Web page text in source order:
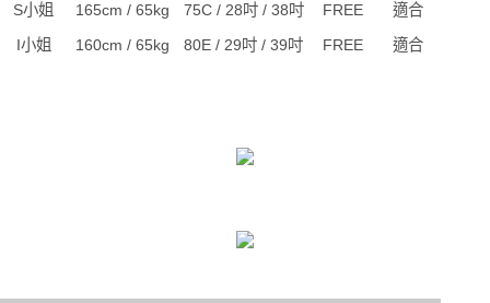
S小姐
165cm / 65kg 75C / 28吋 / 38吋 FREE
適合
I小姐
160cm / 65kg 80E / 29吋 / 39吋 FREE 適合